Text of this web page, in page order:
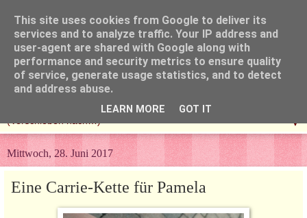
▼
Mittwoch, 28. Juni 2017
Eine Carrie-Kette für Pamela
This site uses cookies from Google to deliver its
services and to analyze traffic. Your IP address and
user-agent are shared with Google along with
performance and security metrics to ensure quality
of service, generate usage statistics, and to detect
and address abuse.
LEARN MORE GOT IT